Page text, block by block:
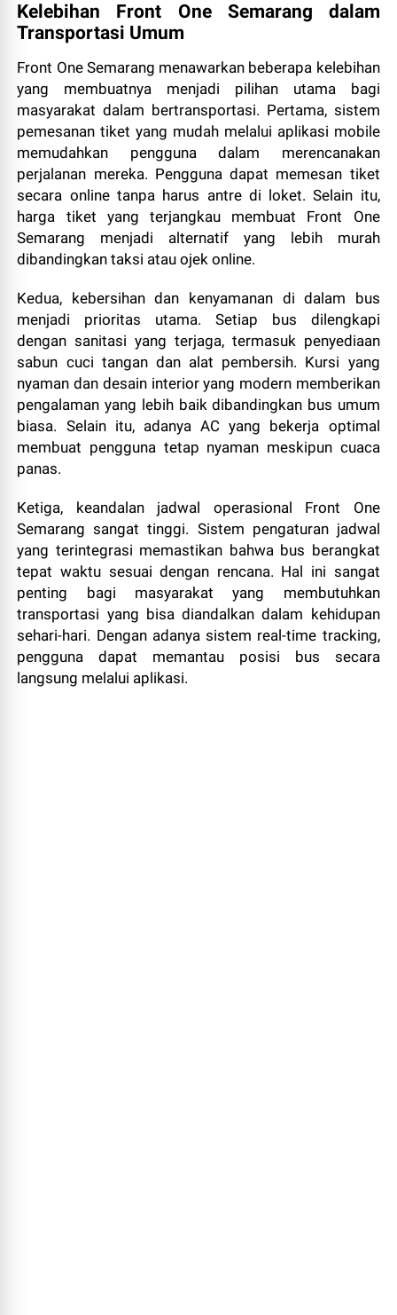
Kelebihan Front One Semarang dalam
Transportasi Umum
Front One Semarang menawarkan beberapa kelebihan
yang membuatnya menjadi pilihan utama bagi
masyarakat dalam bertransportasi. Pertama, sistem
pemesanan tiket yang mudah melalui aplikasi mobile
memudahkan pengguna dalam merencanakan
perjalanan mereka. Pengguna dapat memesan tiket
secara online tanpa harus antre di loket. Selain itu,
harga tiket yang terjangkau membuat Front One
Semarang menjadi alternatif yang lebih murah
dibandingkan taksi atau ojek online.
Kedua, kebersihan dan kenyamanan di dalam bus
menjadi prioritas utama. Setiap bus dilengkapi
dengan sanitasi yang terjaga, termasuk penyediaan
sabun cuci tangan dan alat pembersih. Kursi yang
nyaman dan desain interior yang modern memberikan
pengalaman yang lebih baik dibandingkan bus umum
biasa. Selain itu, adanya AC yang bekerja optimal
membuat pengguna tetap nyaman meskipun cuaca
panas.
Ketiga, keandalan jadwal operasional Front One
Semarang sangat tinggi. Sistem pengaturan jadwal
yang terintegrasi memastikan bahwa bus berangkat
tepat waktu sesuai dengan rencana. Hal ini sangat
penting bagi masyarakat yang membutuhkan
transportasi yang bisa diandalkan dalam kehidupan
sehari-hari. Dengan adanya sistem real-time tracking,
pengguna dapat memantau posisi bus secara
langsung melalui aplikasi.